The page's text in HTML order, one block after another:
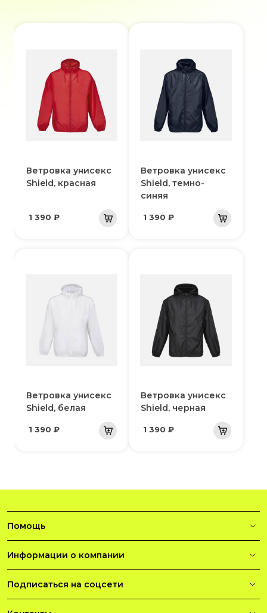
Ветровка унисекс
Shield, красная
1 390 ₽
Ветровка унисекс
Shield, темно-
синяя
1 390 ₽
Ветровка унисекс
Shield, белая
1 390 ₽
Ветровка унисекс
Shield, черная
1 390 ₽
Помощь
Информации о компании
Подписаться на соцсети